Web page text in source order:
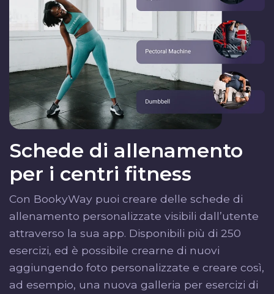
Schede di allenamento
per i centri fitness
Con BookyWay puoi creare delle schede di
allenamento personalizzate visibili dall’utente
attraverso la sua app. Disponibili più di 250
esercizi, ed è possibile crearne di nuovi
aggiungendo foto personalizzate e creare così,
ad esempio, una nuova galleria per esercizi di